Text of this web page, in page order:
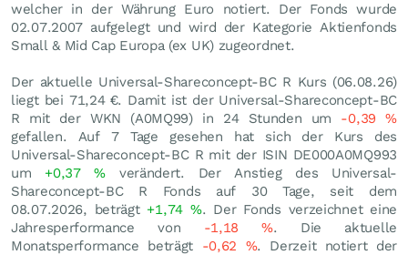
welcher in der Währung Euro notiert. Der Fonds wurde
02.07.2007 aufgelegt und wird der Kategorie Aktienfonds
Small & Mid Cap Europa (ex UK) zugeordnet.
Der aktuelle Universal-Shareconcept-BC R Kurs (06.08.26)
liegt bei 71,24 €. Damit ist der Universal-Shareconcept-BC
R mit der WKN (A0MQ99) in 24 Stunden um -0,39%
gefallen. Auf 7 Tage gesehen hat sich der Kurs des
Universal-Shareconcept-BC R mit der ISIN DE000A0MQ993
um +0,37% verändert. Der Anstieg des Universal-
Shareconcept-BC R Fonds auf 30 Tage, seit dem
08.07.2026, beträgt +1,74 %. Der Fonds verzeichnet eine
Jahresperformance von -1,18%. Die aktuelle
Monatsperformance beträgt -0,62 %. Derzeit notiert der